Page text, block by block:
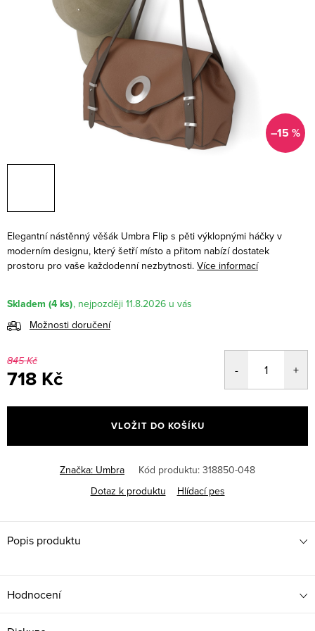
–15 %
Elegantní nástěnný věšák Umbra Flip s pěti výklopnými háčky v
moderním designu, který šetří místo a přitom nabízí dostatek
prostoru pro vaše každodenní nezbytnosti. Více informací
Skladem (4 ks)
11.8.2026
Možnosti doručení
845 Kč
718 Kč
cena:
VLOŽIT DO KOŠÍKU
Značka: Umbra Kód produktu: 318850-048
Dotaz k produktu
Hlídací pes
Popis produktu
Hodnocení